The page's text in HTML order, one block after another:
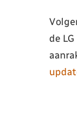
de